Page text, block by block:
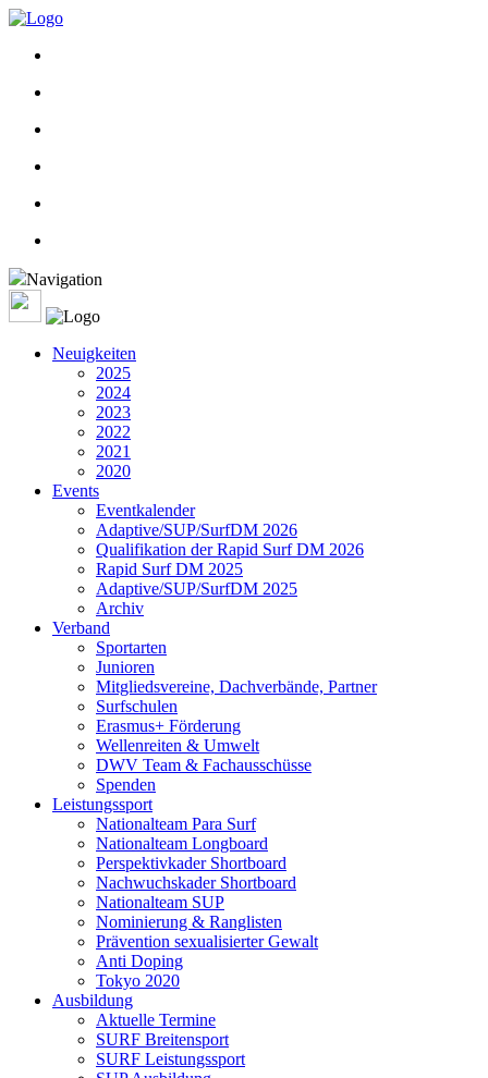
Navigation
Neuigkeiten
2025
2024
2023
2022
2021
2020
Events
Eventkalender
Adaptive/SUP/SurfDM 2026
Qualifikation der Rapid Surf DM 2026
Rapid Surf DM 2025
Adaptive/SUP/SurfDM 2025
Archiv
Verband
Sportarten
Junioren
Mitgliedsvereine, Dachverbände, Partner
Surfschulen
Erasmus+ Förderung
Wellenreiten & Umwelt
DWV Team & Fachausschüsse
Spenden
Leistungssport
Nationalteam Para Surf
Nationalteam Longboard
Perspektivkader Shortboard
Nachwuchskader Shortboard
Nationalteam SUP
Nominierung & Ranglisten
Prävention sexualisierter Gewalt
Anti Doping
Tokyo 2020
Ausbildung
Aktuelle Termine
SURF Breitensport
SURF Leistungssport